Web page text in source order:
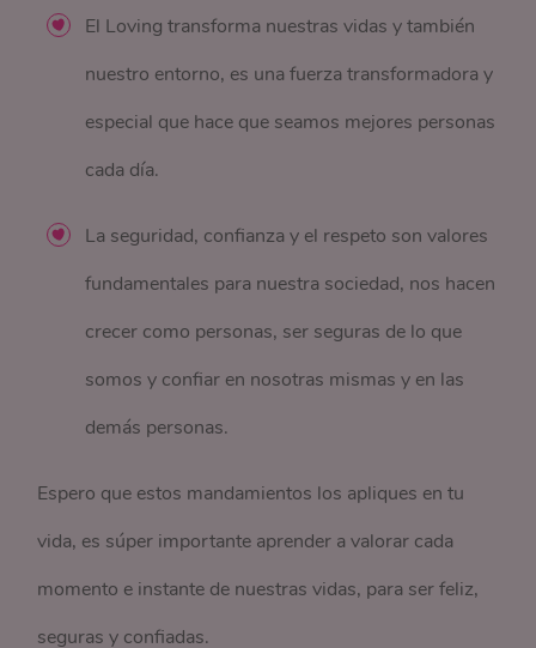
El Loving transforma nuestras vidas y también
nuestro entorno, es una fuerza transformadora y
especial que hace que seamos mejores personas
cada día.
La seguridad, confianza y el respeto son valores
fundamentales para nuestra sociedad, nos hacen
crecer como personas, ser seguras de lo que
somos y confiar en nosotras mismas y en las
demás personas.
Espero que estos mandamientos los apliques en tu
vida, es súper importante aprender a valorar cada
momento e instante de nuestras vidas, para ser feliz,
seguras y confiadas.